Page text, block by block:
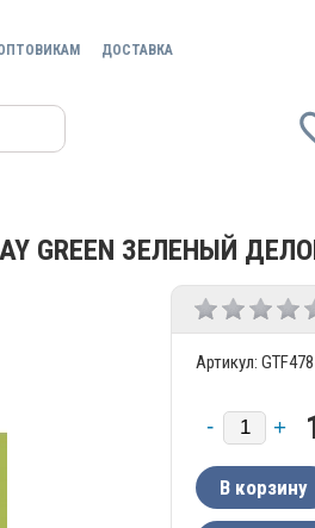
ДОСТАВКА
GREEN ЗЕЛЕНЫЙ
Артикул: GTF478